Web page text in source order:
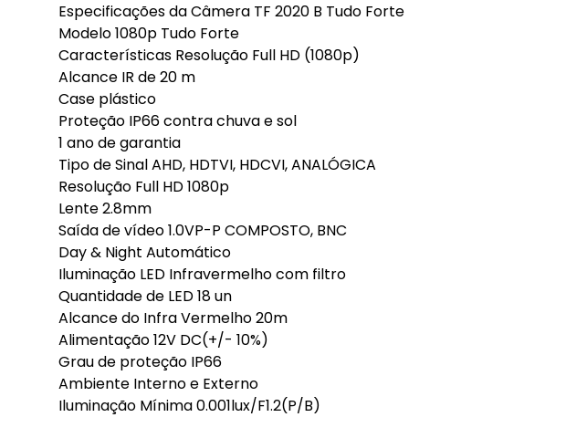
Especificações da Câmera TF 2020 B Tudo Forte
Modelo 1080p Tudo Forte
Características Resolução Full HD (1080p)
Alcance IR de 20 m
Case plástico
Proteção IP66 contra chuva e sol
1 ano de garantia
Tipo de Sinal AHD, HDTVI, HDCVI, ANALÓGICA
Resolução Full HD 1080p
Lente 2.8mm
Saída de vídeo 1.0VP-P COMPOSTO, BNC
Day & Night Automático
Iluminação LED Infravermelho com filtro
Quantidade de LED 18 un
Alcance do Infra Vermelho 20m
Alimentação 12V DC(+/- 10%)
Grau de proteção IP66
Ambiente Interno e Externo
Iluminação Mínima 0.001lux/F1.2(P/B)